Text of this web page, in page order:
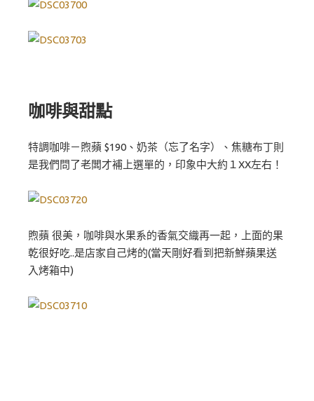
咖啡與甜點
特調咖啡－煦蘋 $190、奶茶（忘了名字）、焦糖布丁則
是我們問了老闆才補上選單的，印象中大約１XX左右！
煦蘋 很美，咖啡與水果系的香氣交織再一起，上面的果
乾很好吃..是店家自己烤的(當天剛好看到把新鮮蘋果送
入烤箱中)